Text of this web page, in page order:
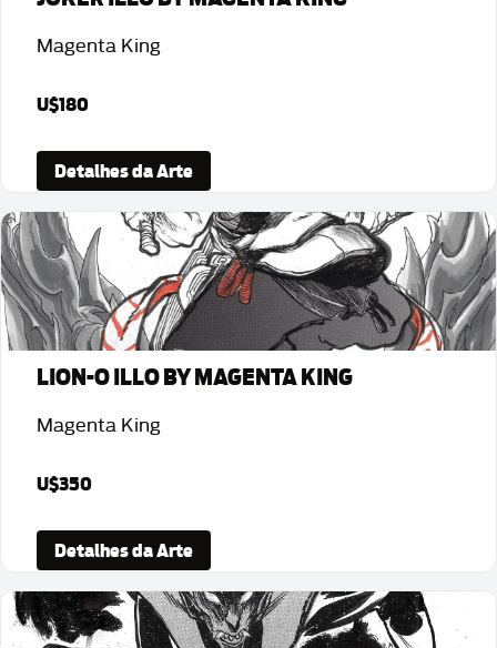
Magenta King
U$180
Detalhes da Arte
LION-O ILLO BY MAGENTA KING
Magenta King
U$350
Detalhes da Arte